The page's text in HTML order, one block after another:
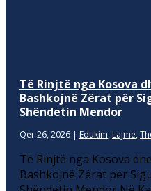
Të Rinjtë nga Kosova
Bashkojnë Zërat për
Shëndetin Mendor
Qer 26, 2026 | Edukim, Lajme,
Të Rinjtë nga Kosova
Bashkojnë Zërat për